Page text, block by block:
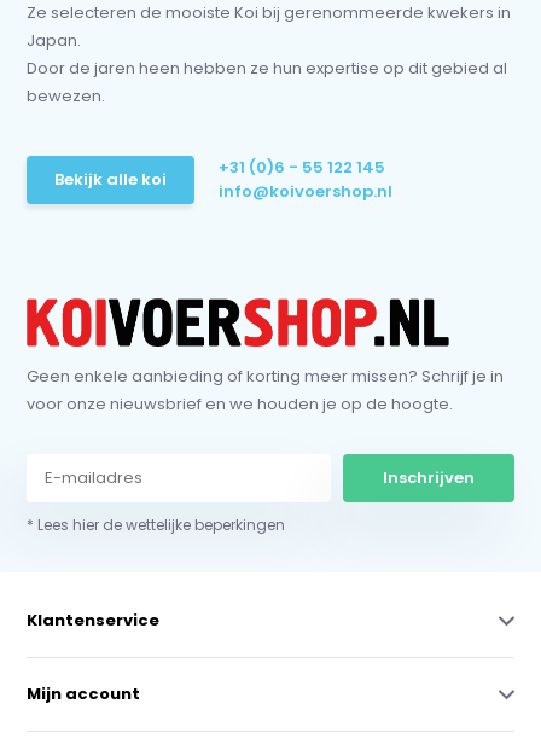
Ze selecteren de mooiste Koi bij gerenommeerde kwekers in
Japan.
Door de jaren heen hebben ze hun expertise op dit gebied al
bewezen.
Bekijk alle koi
+31 (0)6 - 55 122 145
info@koivoershop.nl
Geen enkele aanbieding of korting meer missen? Schrijf je in
voor onze nieuwsbrief en we houden je op de hoogte.
Inschrijven
* Lees hier de wettelijke beperkingen
Klantenservice
Mijn account